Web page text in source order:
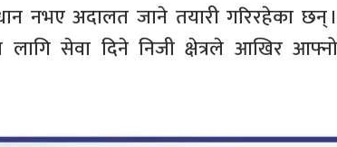
नभए अदालत जाने तयारी गरिरहेका छन् ।
लागि सेवा दिने निजी क्षेत्रले आखिर आफ्नो